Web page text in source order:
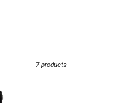
7 products